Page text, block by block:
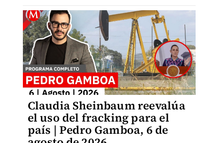
Claudia Sheinbaum reevalúa
el uso del fracking para el
país | Pedro Gamboa, 6 de